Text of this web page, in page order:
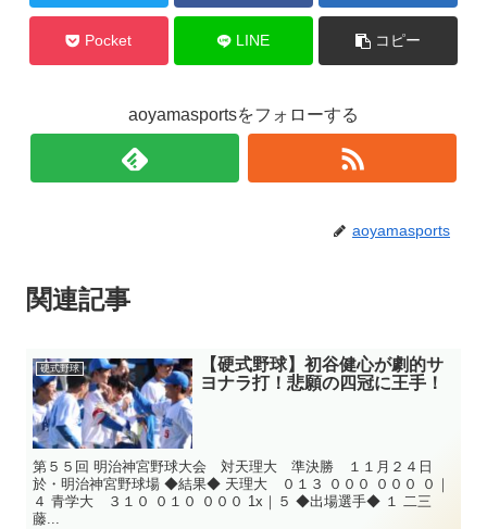
Pocket LINE コピー
aoyamasportsをフォローする
aoyamasports
関連記事
硬式野球
【硬式野球】初谷健心が劇的サ
ヨナラ打！悲願の四冠に王手！
第５５回 明治神宮野球大会 対天理大 準決勝 １１月２４日
於・明治神宮野球場 ◆結果◆ 天理大 ０１３ ０００ ０００ ０｜
４ 青学大 ３１０ ０１０ ０００ 1x｜５ ◆出場選手◆ １ 二三
藤...